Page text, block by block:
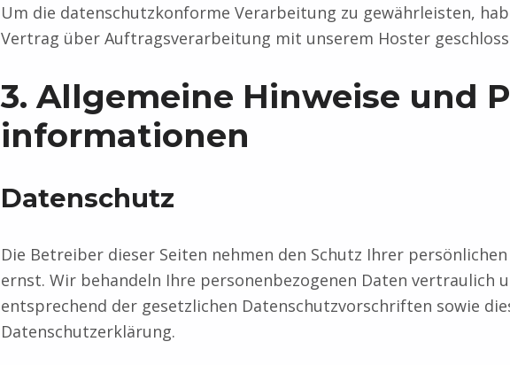
Um die datenschutzkonforme Verarbeitung zu gewährleisten,
Vertrag über Auftragsverarbeitung mit unserem Hoster
3. Allgemeine Hinweise und
informationen
Datenschutz
Die Betreiber dieser Seiten nehmen den Schutz Ihrer
ernst. Wir behandeln Ihre personenbezogenen Daten vertraulich
entsprechend der gesetzlichen Datenschutzvorschriften sowie
Datenschutzerklärung.